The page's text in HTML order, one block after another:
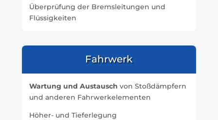
Überprüfung der Bremsleitungen und
Flüssigkeiten
Fahrwerk
Wartung und Austausch von Stoßdämpfern
und anderen Fahrwerkelementen
Höher- und Tieferlegung